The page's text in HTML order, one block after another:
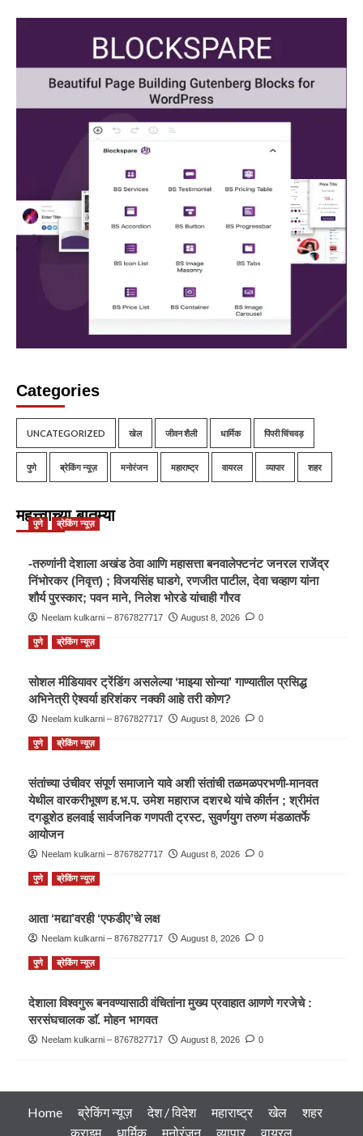
Categories
UNCATEGORIZED खेल जीवन शैली धार्मिक पिंपरी चिंचवड़
पुणे ब्रेकिंग न्यूज़ मनोरंजन महाराष्ट्र वायरल व्यापार शहर
महत्त्वाच्या बातम्या
पुणे ब्रेकिंग न्यूज़
-तरुणांनी देशाला अखंड ठेवा आणि महासत्ता बनवालेफ्टनंट जनरल राजेंद्र
निंभोरकर (निवृत्त) ; विजयसिंह घाडगे, रणजीत पाटील, देवा चव्हाण यांना
शौर्य पुरस्कार; पवन माने, निलेश भोरडे यांचाही गौरव
Neelam kulkarni – 8767827717 August 8, 2026 0
पुणे ब्रेकिंग न्यूज़
सोशल मीडियावर ट्रेंडिंग असलेल्या ‘माझ्या सोन्या’ गाण्यातील प्रसिद्ध
अभिनेत्री ऐश्वर्या हरिशंकर नक्की आहे तरी कोण?
Neelam kulkarni – 8767827717 August 8, 2026 0
पुणे ब्रेकिंग न्यूज़
संतांच्या उंचीवर संपूर्ण समाजाने यावे अशी संतांची तळमळपरभणी-मानवत
येथील वारकरीभूषण ह.भ.प. उमेश महाराज दशरथे यांचे कीर्तन ; श्रीमंत
दगडूशेठ हलवाई सार्वजनिक गणपती ट्रस्ट, सुवर्णयुग तरुण मंडळातर्फे
आयोजन
Neelam kulkarni – 8767827717 August 8, 2026 0
पुणे ब्रेकिंग न्यूज़
आता ‘मद्या’वरही ‘एफडीए’चे लक्ष
Neelam kulkarni – 8767827717 August 8, 2026 0
पुणे ब्रेकिंग न्यूज़
देशाला विश्वगुरू बनवण्यासाठी वंचितांना मुख्य प्रवाहात आणणे गरजेचे :
सरसंघचालक डाॅ. मोहन भागवत
Neelam kulkarni – 8767827717 August 8, 2026 0
Home ब्रेकिंग न्यूज़ देश / विदेश महाराष्ट्र खेल
शहर
क्राइम
धार्मिक मनोरंजन व्यापार वायरल